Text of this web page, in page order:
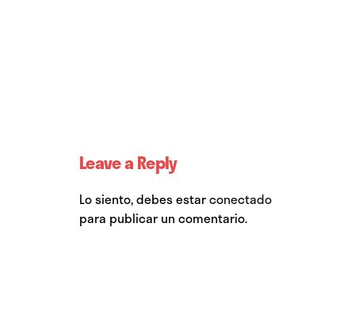
Leave a Reply
Lo siento, debes estarconectado
para publicar un comentario.